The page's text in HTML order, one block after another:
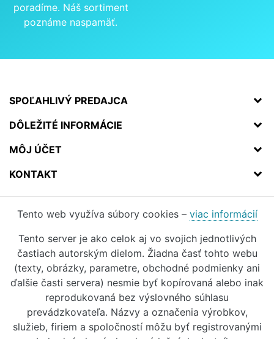
poradíme. Náš sortiment
poznáme naspamäť.
SPOĽAHLIVÝ PREDAJCA
DÔLEŽITÉ INFORMÁCIE
MÔJ ÚČET
KONTAKT
Tento web využíva súbory cookies – viac informácií
Tento server je ako celok aj vo svojich jednotlivých
častiach autorským dielom. Žiadna časť tohto webu
(texty, obrázky, parametre, obchodné podmienky ani
ďalšie časti servera) nesmie byť kopírovaná alebo inak
reprodukovaná bez výslovného súhlasu
prevádzkovateľa. Názvy a označenia výrobkov,
služieb, firiem a spoločností môžu byť registrovanými